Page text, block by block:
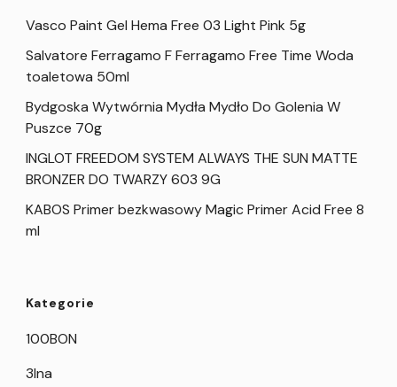
Vasco Paint Gel Hema Free 03 Light Pink 5g
Salvatore Ferragamo F Ferragamo Free Time Woda
toaletowa 50ml
Bydgoska Wytwórnia Mydła Mydło Do Golenia W
Puszce 70g
INGLOT FREEDOM SYSTEM ALWAYS THE SUN MATTE
BRONZER DO TWARZY 603 9G
KABOS Primer bezkwasowy Magic Primer Acid Free 8
ml
Kategorie
100BON
3Ina